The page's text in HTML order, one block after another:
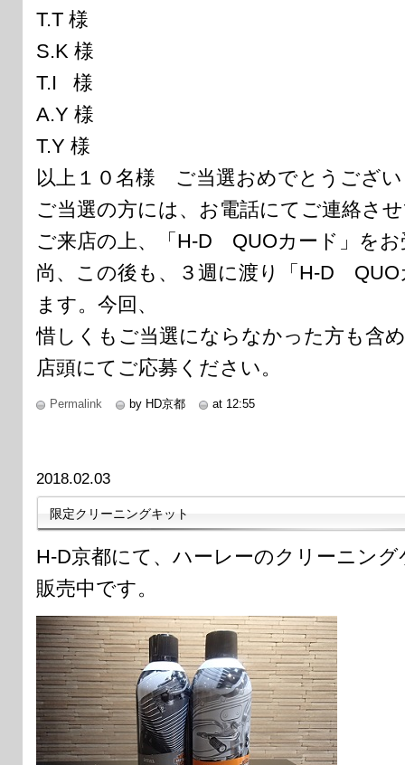
T.T 様
S.K 様
T.I 様
A.Y 様
T.Y 様
以上１０名様 ご当選おめでとうござ
ご当選の方には、お電話にてご連絡さ
ご来店の上、「H-D QUOカード」を
尚、この後も、３週に渡り「H-D
ます。今回、
惜しくもご当選にならなかった方も含
店頭にてご応募ください。
Permalink by HD京都 at 12:55
2018.02.03
限定クリーニングキット
H-D京都にて、ハーレーのクリーニン
販売中です。